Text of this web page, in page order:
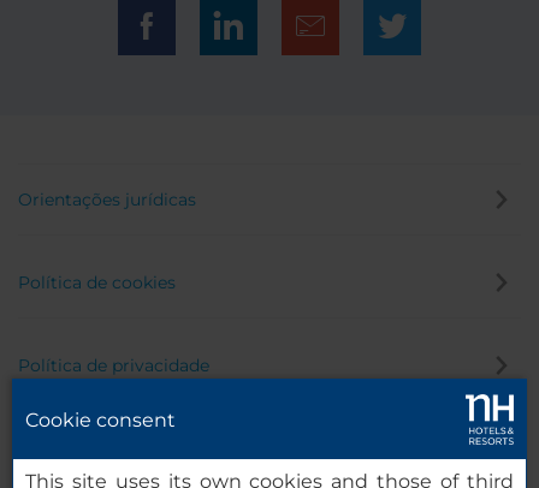
Orientações jurídicas
Política de cookies
Política de privacidade
Cookie consent
This site uses its own cookies and those of third